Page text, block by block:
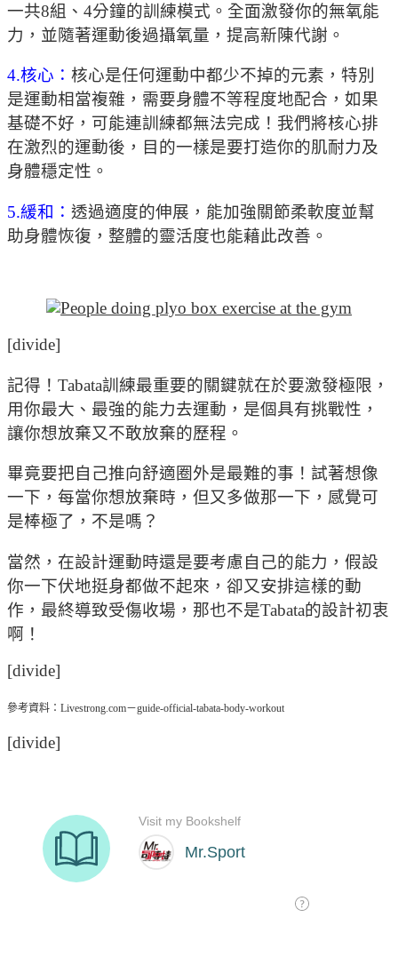
一共8組、4分鐘的訓練模式。全面激發你的無氧能
力，並隨著運動後過攝氧量，提高新陳代謝。
4.核心： 核心是任何運動中都少不掉的元素，特別
是運動相當複雜，需要身體不等程度地配合，如果
基礎不好，可能連訓練都無法完成！我們將核心排
在激烈的運動後，目的一樣是要打造你的肌耐力及
身體穩定性。
5.緩和： 透過適度的伸展，能加強關節柔軟度並幫
助身體恢復，整體的靈活度也能藉此改善。
[divide]
記得！Tabata訓練最重要的關鍵就在於要激發極限，
用你最大、最強的能力去運動，是個具有挑戰性，
讓你想放棄又不敢放棄的歷程。
畢竟要把自己推向舒適圈外是最難的事！試著想像
一下，每當你想放棄時，但又多做那一下，感覺可
是棒極了，不是嗎？
當然，在設計運動時還是要考慮自己的能力，假設
你一下伏地挺身都做不起來，卻又安排這樣的動
作，最終導致受傷收場，那也不是Tabata的設計初衷
啊！
[divide]
參考資料：Livestrong.com－guide-official-tabata-body-workout
[divide]